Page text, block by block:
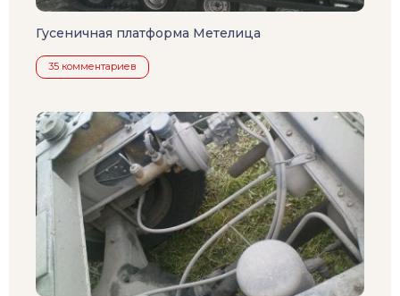
Гусеничная платформа Метелица
35 комментариев